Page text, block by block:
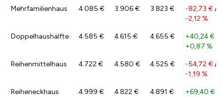
Mehrfamilienhaus 4.085 € 3.906 € 3.823 € -82,73 € /
-2,12 %
Doppelhaushälfte 4.585 € 4.615 € 4.655 € +40,24 €
+0,87 %
Reihenmittelhaus 4.722 € 4.580 € 4.525 € -54,72 € /
-1,19 %
Reiheneckhaus 4.999 € 4.822 € 4.891 € +69,40 €